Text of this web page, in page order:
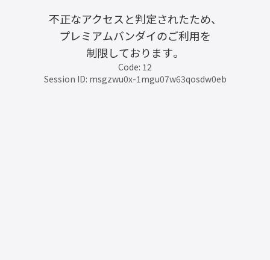
不正なアクセスと判定されたため、
プレミアムバンダイのご利用を
制限しております。
Code: 12
Session ID: msgzwu0x-1mgu07w63qosdw0eb